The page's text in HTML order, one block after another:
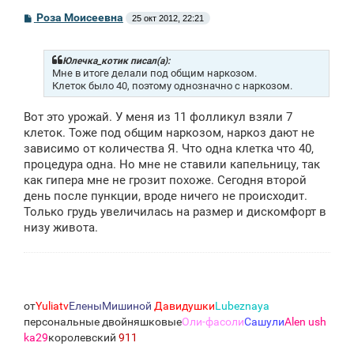
С
о
Роза Моисеевна 25 окт 2012, 22:21
Юлечка_котик писал(а):
Мне в итоге делали под общим наркозом.
Клеток было 40, поэтому однозначно с наркозом.
Вот это урожай. У меня из 11 фолликул взяли 7
клеток. Тоже под общим наркозом, наркоз дают не
зависимо от количества Я. Что одна клетка что 40,
процедура одна. Но мне не ставили капельницу, так
как гипера мне не грозит похоже. Сегодня второй
день после пункции, вроде ничего не происходит.
Только грудь увеличилась на размер и дискомфорт в
низу живота.
отYuliatvЕленыМишиной ДавидушкиLubeznaya
персональные двойняшковыеОли-фасолиСашулиAlen ush
ka29королевский 911